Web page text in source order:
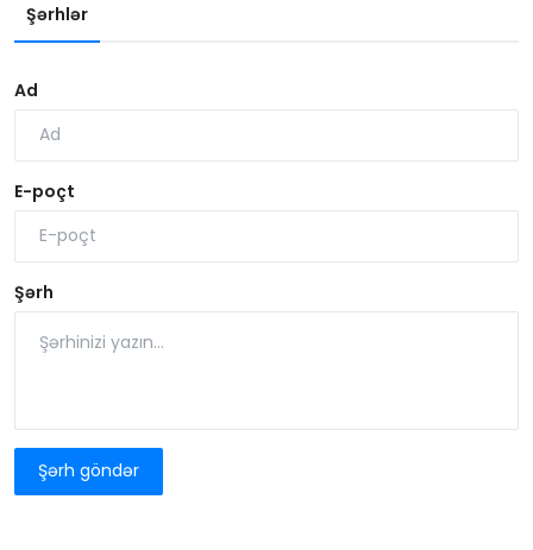
Şərhlər
Ad
E-poçt
Şərh
Şərh göndər